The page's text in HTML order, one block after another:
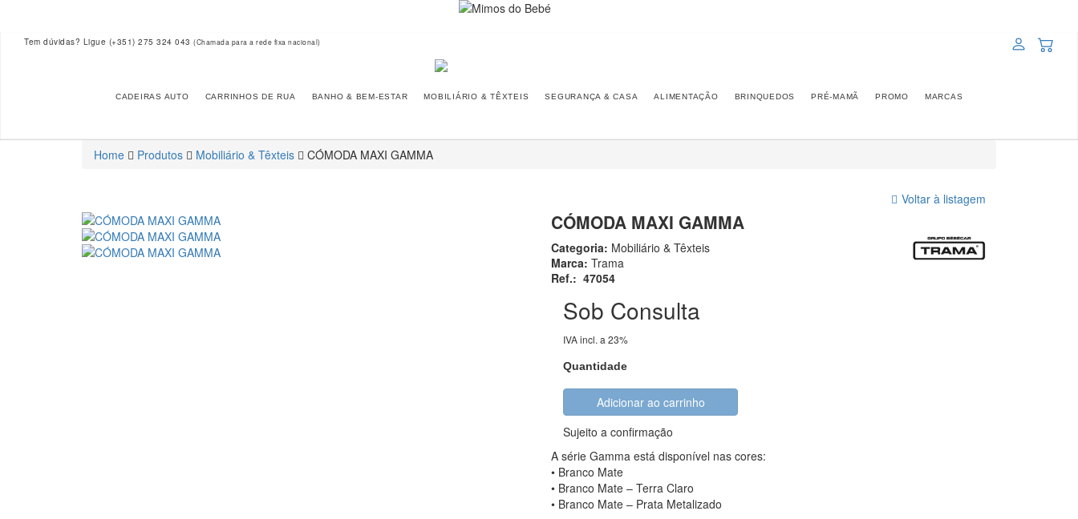
Tem dúvidas? Ligue (+351) 275 324 043 (Chamada para a rede fixa nacional)
CADEIRAS AUTO CARRINHOS DE RUA BANHO & BEM-ESTAR MOBILIÁRIO & TÊXTEIS SEGURANÇA & CASA ALIMENTAÇÃO BRINQUEDOS PRÉ-MAMÃ PROMO MARCAS
Home Produtos Mobiliário & Têxteis CÓMODA MAXI GAMMA
Voltar à listagem
CÓMODA MAXI GAMMA
Categoria: Mobiliário & Têxteis
Marca: Trama
Ref.: 47054
Sob Consulta
IVA incl. a 23%
Quantidade
Adicionar ao carrinho
Sujeito a confirmação
A série Gamma está disponível nas cores:
• Branco Mate
• Branco Mate – Terra Claro
• Branco Mate – Prata Metalizado